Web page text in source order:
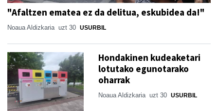
"Afaltzen ematea ez da delitua, eskubidea da!"
Noaua Aldizkaria uzt 30 USURBIL
Hondakinen kudeaketari
lotutako egunotarako
oharrak
Noaua Aldizkaria uzt 30 USURBIL